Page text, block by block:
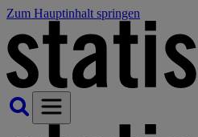
Zum Hauptinhalt springen